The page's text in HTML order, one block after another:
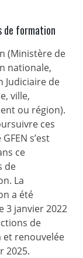
de formation
(Ministère de
nationale,
Judiciaire de
ville,
ou région).
ces
s’est
ce
de
La
a été
3 janvier 2022
de
renouvelée
2025.